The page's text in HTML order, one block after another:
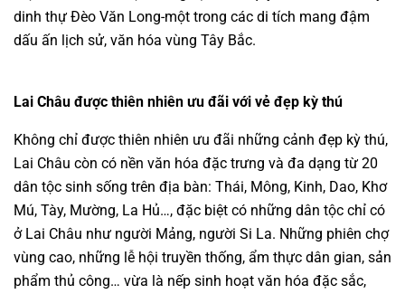
dinh thự Đèo Văn Long-một trong các di tích mang đậm
dấu ấn lịch sử, văn hóa vùng Tây Bắc.
Lai Châu được thiên nhiên ưu đãi với vẻ đẹp kỳ thú
Không chỉ được thiên nhiên ưu đãi những cảnh đẹp kỳ thú,
Lai Châu còn có nền văn hóa đặc trưng và đa dạng từ 20
dân tộc sinh sống trên địa bàn: Thái, Mông, Kinh, Dao, Khơ
Mú, Tày, Mường, La Hủ…, đặc biệt có những dân tộc chỉ có
ở Lai Châu như người Mảng, người Si La. Những phiên chợ
vùng cao, những lễ hội truyền thống, ẩm thực dân gian, sản
phẩm thủ công… vừa là nếp sinh hoạt văn hóa đặc sắc,